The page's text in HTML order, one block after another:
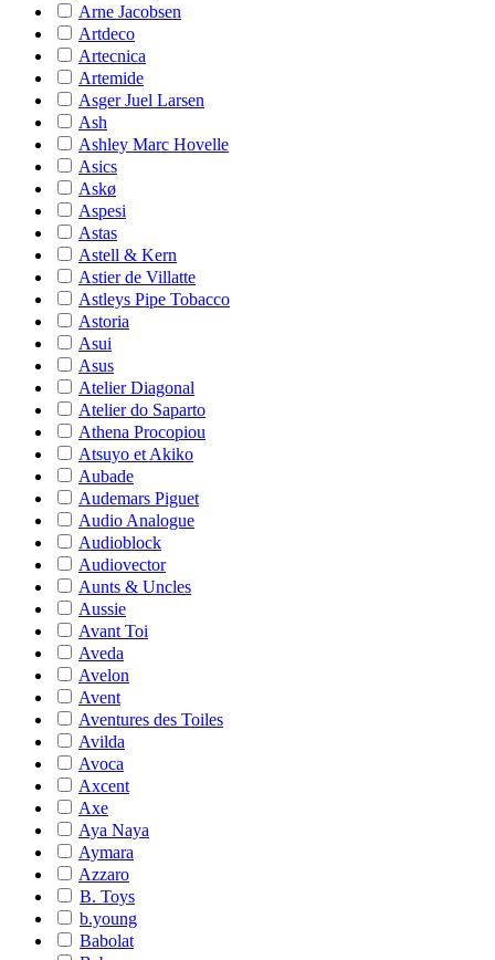
Arne Jacobsen
Artdeco
Artecnica
Artemide
Asger Juel Larsen
Ash
Ashley Marc Hovelle
Asics
Askø
Aspesi
Astas
Astell & Kern
Astier de Villatte
Astleys Pipe Tobacco
Astoria
Asui
Asus
Atelier Diagonal
Atelier do Saparto
Athena Procopiou
Atsuyo et Akiko
Aubade
Audemars Piguet
Audio Analogue
Audioblock
Audiovector
Aunts & Uncles
Aussie
Avant Toi
Aveda
Avelon
Avent
Aventures des Toiles
Avilda
Avoca
Axcent
Axe
Aya Naya
Aymara
Azzaro
B. Toys
b.young
Babolat